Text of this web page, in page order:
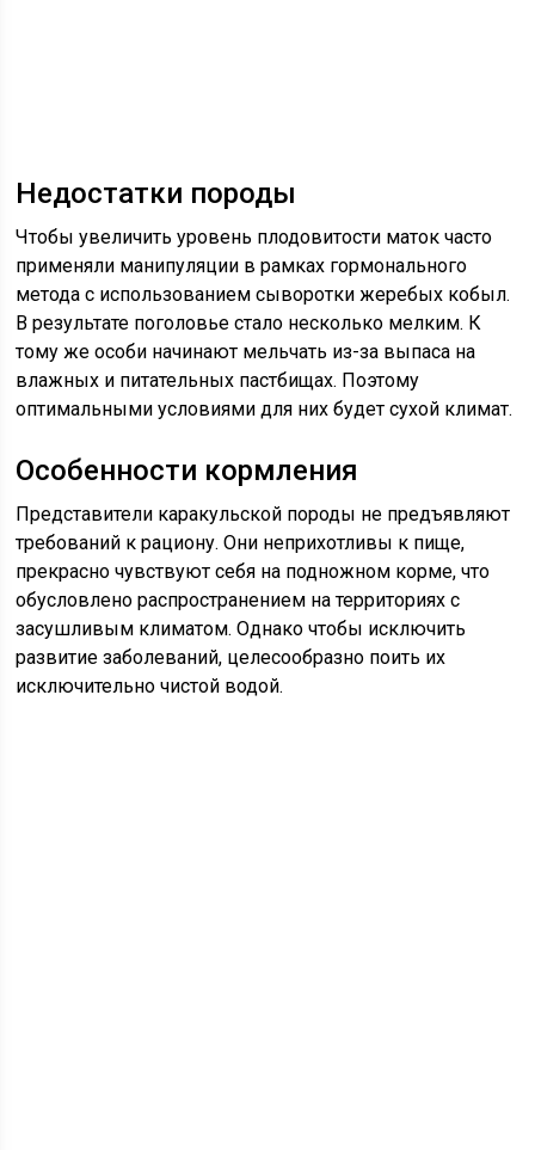
Недостатки породы
Чтобы увеличить уровень плодовитости маток часто
применяли манипуляции в рамках гормонального
метода с использованием сыворотки жеребых кобыл.
В результате поголовье стало несколько мелким. К
тому же особи начинают мельчать из-за выпаса на
влажных и питательных пастбищах. Поэтому
оптимальными условиями для них будет сухой климат.
Особенности кормления
Представители каракульской породы не предъявляют
требований к рациону. Они неприхотливы к пище,
прекрасно чувствуют себя на подножном корме, что
обусловлено распространением на территориях с
засушливым климатом. Однако чтобы исключить
развитие заболеваний, целесообразно поить их
исключительно чистой водой.